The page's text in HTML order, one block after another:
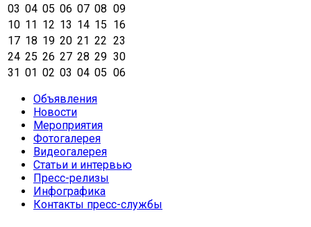
03 04 05 06 07 08 09
10 11 12 13 14 15 16
17 18 19 20 21 22 23
24 25 26 27 28 29 30
31 01 02 03 04 05 06
Объявления
Новости
Мероприятия
Фотогалерея
Видеогалерея
Статьи и интервью
Пресс-релизы
Инфографика
Контакты пресс-службы